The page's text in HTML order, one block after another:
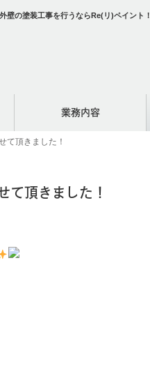
壁の塗装工事を行うならRe(リ)ペイント！
業務内容
て頂きました！
て頂きました！